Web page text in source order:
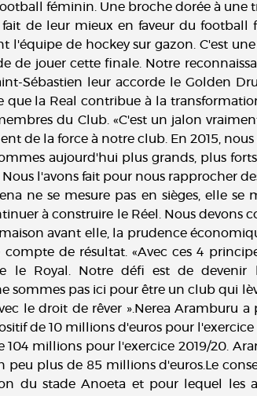
féminin. Une broche dorée à une
fait de leur mieux en faveur du
l'équipe de hockey sur gazon. C'est
de jouer cette finale. Notre
Sébastien leur accorde le Golden
que la Real contribue à la
du Club. «C'est un jalon
de la force à notre club. En 2015,
aujourd'hui plus grands, plus
l'avons fait pour nous rapprocher
ne se mesure pas en sièges, elle se
à construire le Réel. Nous
avant elle, la prudence
de résultat. «Avec ces 4
le Royal. Notre défi est de
sommes pas ici pour être un club qui
le droit de rêver ».Nerea Aramburu
de 10 millions d'euros pour
104 millions pour l'exercice 2019/20.
peu plus de 85 millions d'euros.Le
du stade Anoeta et pour lequel les